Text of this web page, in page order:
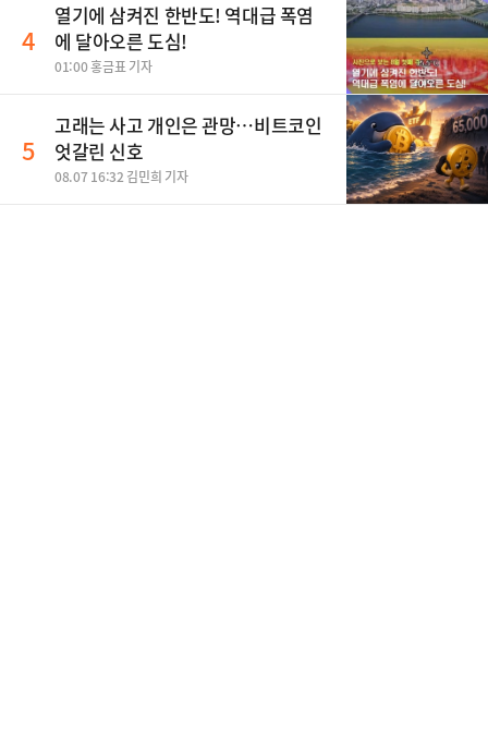
4
열기에 삼켜진 한반도! 역대급 폭염
에 달아오른 도심!
01:00 홍금표 기자
5
고래는 사고 개인은 관망…비트코인
엇갈린 신호
08.07 16:32 김민희 기자